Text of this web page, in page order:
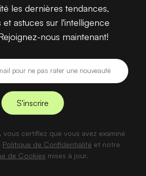
les dernières tendances,
et astuces sur l'intelligence
nous maintenant!
vous certifiez que vous avez examiné
Politique de Confidentialité et notre
de Cookies mises à jour.